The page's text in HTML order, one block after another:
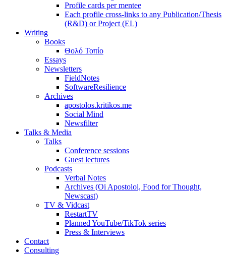
Profile cards per mentee
Each profile cross-links to any Publication/Thesis
(R&D) or Project (EL)
Writing
Books
Θολό Τοπίο
Essays
Newsletters
FieldNotes
SoftwareResilience
Archives
apostolos.kritikos.me
Social Mind
Newsfilter
Talks & Media
Talks
Conference sessions
Guest lectures
Podcasts
Verbal Notes
Archives (Oi Apostoloi, Food for Thought,
Newscast)
TV & Vidcast
RestartTV
Planned YouTube/TikTok series
Press & Interviews
Contact
Consulting